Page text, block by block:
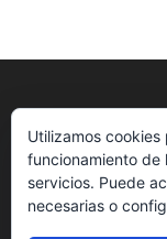
Utilizamos
funcionamiento de
servicios. Puede
necesarias o